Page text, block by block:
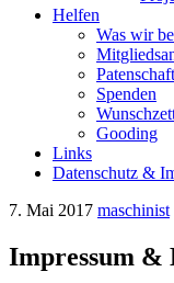
Helfen
Was wir
Patenschaft
Spenden
Gooding
Links
Datenschutz &
7. Mai 2017 maschinist
Impressum &